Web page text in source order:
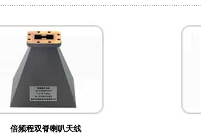
倍频程双脊喇叭天线